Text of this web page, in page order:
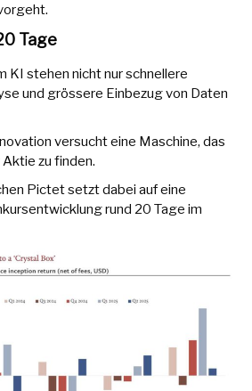
Tage
KI stehen nicht nur schnellere
und grössere Einbezug von Daten
versucht eine Maschine, das
zu finden.
Pictet setzt dabei auf eine
rund 20 Tage im